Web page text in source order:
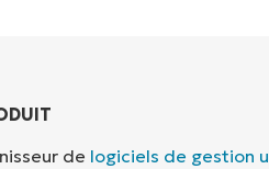
de logiciels de gestion